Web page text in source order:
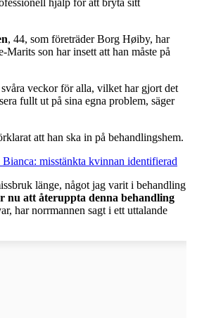
, 44, som företräder Borg Høiby, har
Marits son har insett att han måste på
veckor för alla, vilket har gjort det
fullt ut på sina egna problem, säger
att han ska in på behandlingshem.
misstänkta kvinnan identifierad
länge, något jag varit i behandling
nu att återuppta denna behandling
har norrmannen sagt i ett uttalande